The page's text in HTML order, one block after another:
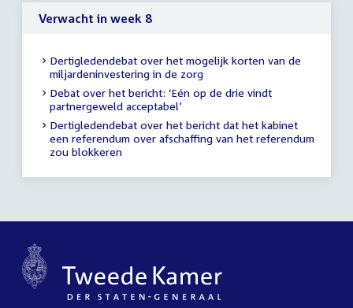
Verwacht in week 8
Dertigledendebat over het mogelijk korten van de
miljardeninvestering in de zorg
Debat over het bericht: ‘Eén op de drie vindt
partnergeweld acceptabel’
Dertigledendebat over het bericht dat het kabinet
een referendum over afschaffing van het referendum
zou blokkeren